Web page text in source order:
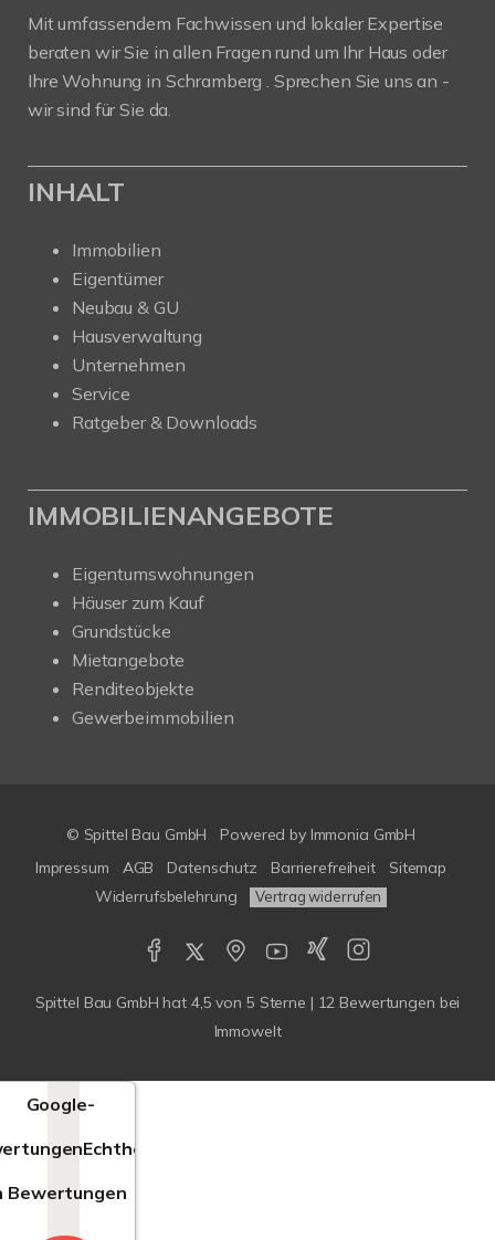
Mit umfassendem Fachwissen und lokaler Expertise
beraten wir Sie in allen Fragen rund um Ihr Haus oder
Ihre Wohnung in Schramberg . Sprechen Sie uns an -
wir sind für Sie da.
INHALT
Immobilien
Eigentümer
Neubau & GU
Hausverwaltung
Unternehmen
Service
Ratgeber & Downloads
IMMOBILIENANGEBOTE
Eigentumswohnungen
Häuser zum Kauf
Grundstücke
Mietangebote
Renditeobjekte
Gewerbeimmobilien
© Spittel Bau GmbH Powered by Immonia GmbH
Impressum
AGB Datenschutz Barrierefreiheit
Sitemap
Widerrufsbelehrung
Vertrag widerrufen
Spittel Bau GmbH hat 4,5 von 5 Sterne | 12 Bewertungen bei
Immowelt
Google-
Echtheit
Bewertungen